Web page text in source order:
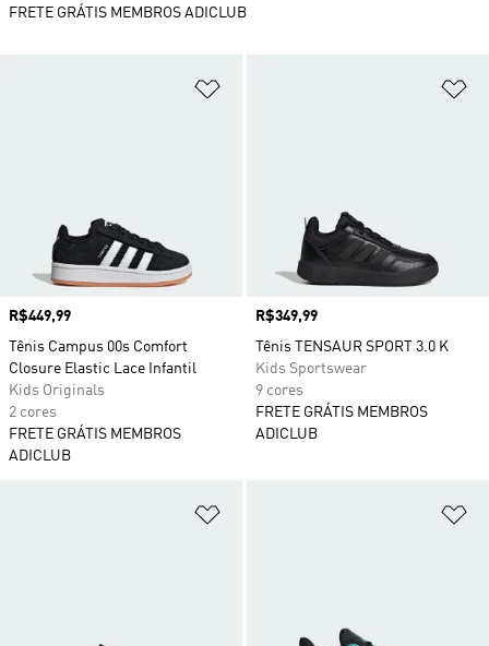
Preço
R$449,99
Tênis Campus 00s Comfort
Closure Elastic Lace Infantil
Kids Originals
2 cores
FRETE GRÁTIS MEMBROS
ADICLUB
Preço
R$349,99
Tênis TENSAUR SPORT 3.0 K
Kids Sportswear
9 cores
FRETE GRÁTIS MEMBROS
ADICLUB
FRETE GRÁTIS MEMBROS ADICLUB